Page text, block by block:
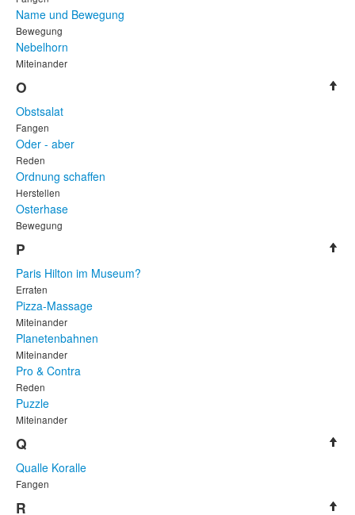
Name und Bewegung
Bewegung
Nebelhorn
Miteinander
O
Obstsalat
Fangen
Oder - aber
Reden
Ordnung schaffen
Herstellen
Osterhase
Bewegung
P
Paris Hilton im Museum?
Erraten
Pizza-Massage
Miteinander
Planetenbahnen
Miteinander
Pro & Contra
Reden
Puzzle
Miteinander
Q
Qualle Koralle
Fangen
R